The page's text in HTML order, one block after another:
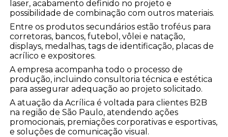
laser, acabamento definido no projeto e
possibilidade de combinação com outros materiais.
Entre os produtos secundários estão troféus para
corretoras, bancos, futebol, vôlei e natação,
displays, medalhas, tags de identificação, placas de
acrílico e expositores.
A empresa acompanha todo o processo de
produção, incluindo consultoria técnica e estética
para assegurar adequação ao projeto solicitado.
A atuação da Acrílica é voltada para clientes B2B
na região de São Paulo, atendendo ações
promocionais, premiações corporativas e esportivas,
e soluções de comunicação visual.